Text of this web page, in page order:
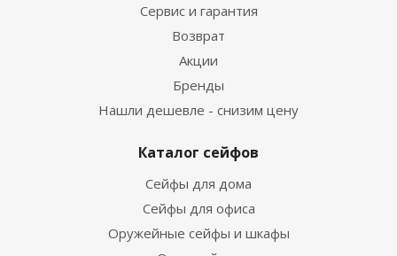
Сервис и гарантия
Возврат
Акции
Бренды
Нашли дешевле - снизим цену
Каталог сейфов
Сейфы для дома
Сейфы для офиса
Оружейные сейфы и шкафы